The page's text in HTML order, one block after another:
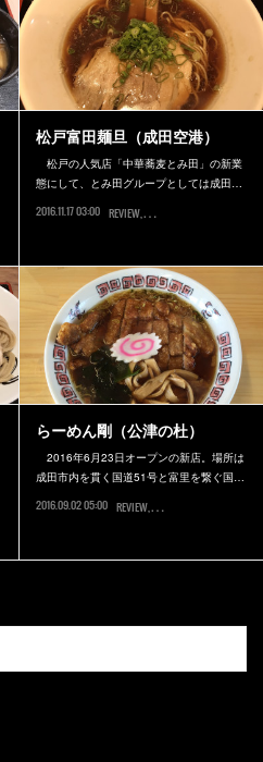
松戸富田麺旦（成田空港）
松戸の人気店「中華蕎麦とみ田」の新業
態にして、とみ田グループとしては成田…
2016.11.17 03:00 REVIEW 成田市
らーめん剛（公津の杜）
2016年6月23日オープンの新店。場所は
成田市内を貫く国道51号と富里を繋ぐ国…
2016.09.02 05:00 REVIEW 成田市